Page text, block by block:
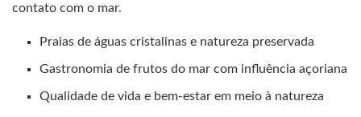
contato com o mar.
Praias de águas cristalinas e natureza preservada
Gastronomia de frutos do mar com influência açoriana
Qualidade de vida e bem-estar em meio à natureza